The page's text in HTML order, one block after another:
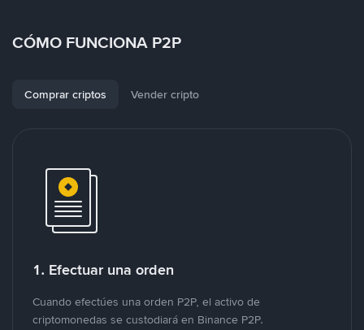
CÓMO FUNCIONA P2P
Comprar criptos Vender cripto
1. Efectuar una orden
Cuando efectúes una orden P2P, el activo de
criptomonedas se custodiará en Binance P2P.